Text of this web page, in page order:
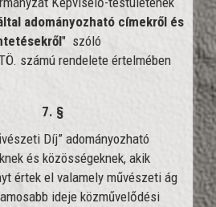
adományozható címekről és
" szóló
számú rendelete értelmében
7. §
Díj” adományozható
és közösségeknek, akik
értek el valamely művészeti ág
ideje közművelődési